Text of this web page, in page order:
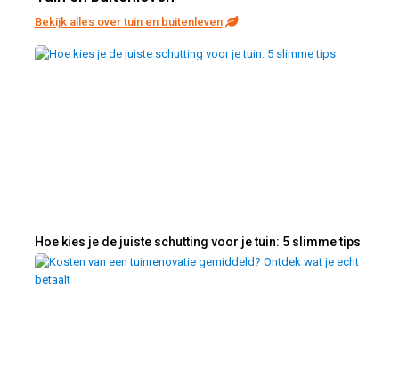
Bekijk alles over tuin en buitenleven
Hoe kies je de juiste schutting voor je tuin: 5 slimme tips